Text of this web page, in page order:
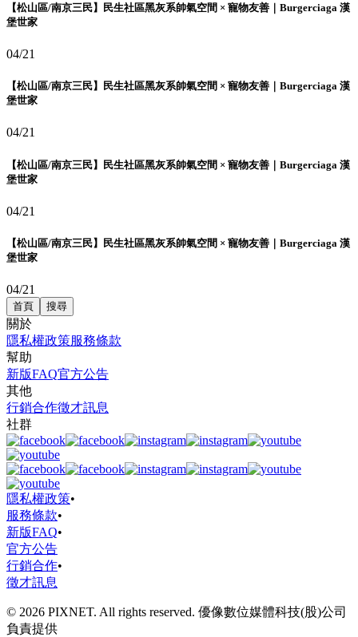
【松山區/南京三民】民生社區黑灰系帥氣空間 × 寵物友善｜Burgerciaga 漢
堡世家
04/21
【松山區/南京三民】民生社區黑灰系帥氣空間 × 寵物友善｜Burgerciaga 漢
堡世家
04/21
【松山區/南京三民】民生社區黑灰系帥氣空間 × 寵物友善｜Burgerciaga 漢
堡世家
04/21
【松山區/南京三民】民生社區黑灰系帥氣空間 × 寵物友善｜Burgerciaga 漢
堡世家
04/21
首頁 搜尋
關於
隱私權政策服務條款
幫助
新版FAQ官方公告
其他
行銷合作徵才訊息
社群
隱私權政策•
服務條款•
新版FAQ•
官方公告
行銷合作•
徵才訊息
© 2026 PIXNET. All rights reserved. 優像數位媒體科技(股)公司
負責提供